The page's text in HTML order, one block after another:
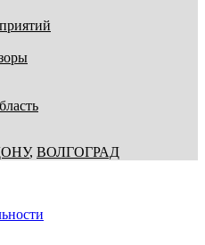
, ВОЛГОГРАД